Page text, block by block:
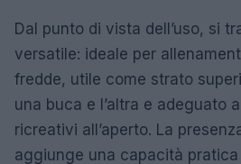
Dal punto di vista dell’uso, si
versatile: ideale per
fredde, utile come strato
una buca e l’altra e adeguato
ricreativi all’aperto. La
aggiunge una capacità